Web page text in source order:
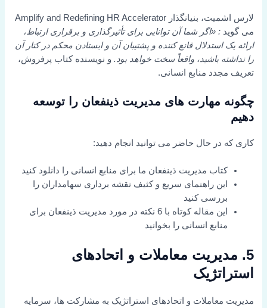
لارس اشمیت، بنیانگذار Amplify and Redefining HR Accelerator
می گوید: «اگر شما آن توانایی برای تأثیرگذاری و برقراری ارتباط،
ارائه یک استدلال قانع کننده و پشتیبان آن و ایستادن محکم در کنار آن
را نداشته باشید، واقعاً سخت خواهد بود. و نویسنده کتاب پرفروش،
تعریف مجدد منابع انسانی.
چگونه مهارت های مدیریت ذینفعان را توسعه
دهیم
کاری که در حال حاضر می توانید انجام دهید:
کتاب مدیریت ذینفعان ما برای منابع انسانی را دانلود کنید
این راهنمای سریع و کثیف نقشه برداری سهامداران را
بررسی کنید
این مقاله کوتاه با 6 نکته در مورد مدیریت ذینفعان برای
منابع انسانی را بخوانید
5. مدیریت معاملات و اتحادهای
استراتژیک
مدیریت معاملات و اتحادهای استراتژیک به مشارکت ها، سرمایه